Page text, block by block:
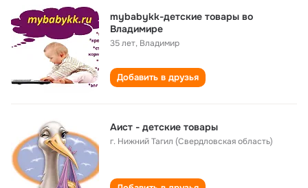
mybabykk-детские товары во
Владимире
35 лет, Владимир
Добавить в друзья
Аист - детские товары
г. Нижний Тагил (Свердловская область)